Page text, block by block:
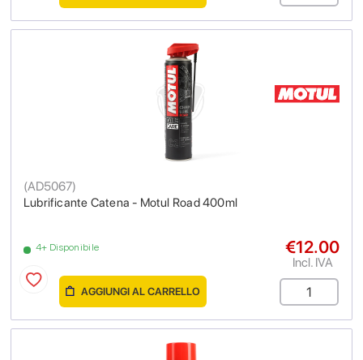
Lubrificante Catena - Motul Road 400ml
(AD5067)
4+ Disponibile €12.00
Incl. IVA
AGGIUNGI AL CARRELLO